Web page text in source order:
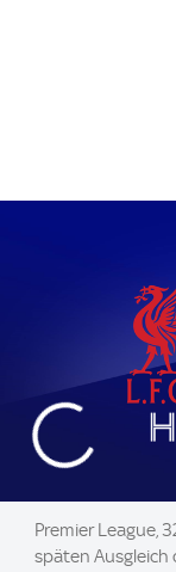
Premier League,
späten Ausgleich